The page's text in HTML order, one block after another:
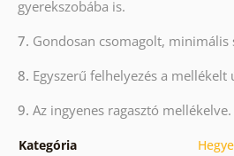
gyerekszobába is.
7. Gondosan csomagolt, minimális
8. Egyszerű felhelyezés a
9. Az ingyenes ragasztó mellékelve.
Kategória